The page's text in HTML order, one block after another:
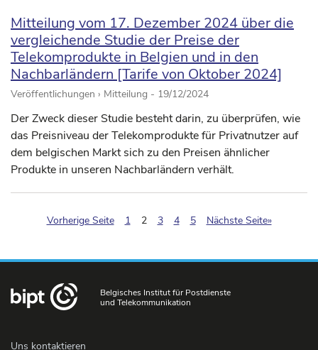
Mitteilung vom 17. Dezember 2024 über die
vergleichende Studie der Preise der
Telekomprodukte in Belgien und in den
Nachbarländern [Tarife von Oktober 2024]
Veröffentlichungen › Mitteilung - 19/12/2024
Der Zweck dieser Studie besteht darin, zu überprüfen, wie
das Preisniveau der Telekomprodukte für Privatnutzer auf
dem belgischen Markt sich zu den Preisen ähnlicher
Produkte in unseren Nachbarländern verhält.
Vorherige Seite 1 2(pagination.current)
3 4 5 Nächste Seite»
Belgisches Institut für Postdienste
und Telekommunikation
Uns kontaktieren